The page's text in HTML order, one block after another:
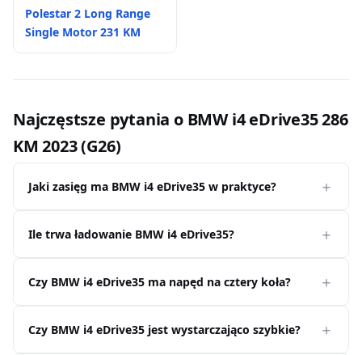
Polestar 2 Long Range
Single Motor 231 KM
Najczęstsze pytania o BMW i4 eDrive35 286
KM 2023 (G26)
Jaki zasięg ma BMW i4 eDrive35 w praktyce?
Ile trwa ładowanie BMW i4 eDrive35?
Czy BMW i4 eDrive35 ma napęd na cztery koła?
Czy BMW i4 eDrive35 jest wystarczająco szybkie?